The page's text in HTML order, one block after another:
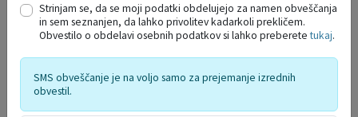
Strinjam se, da se moji podatki obdelujejo za namen obveščanja
in sem seznanjen, da lahko privolitev kadarkoli prekličem.
Obvestilo o obdelavi osebnih podatkov si lahko preberetetukaj.
SMS obveščanje je na voljo samo za prejemanje izrednih
obvestil.